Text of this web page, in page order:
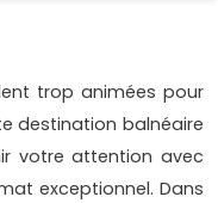
trop animées pour
destination balnéaire
votre attention avec
exceptionnel. Dans